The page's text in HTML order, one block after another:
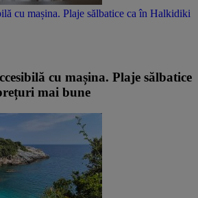
cu mașina. Plaje sălbatice ca în Halkidiki
cu mașina. Plaje sălbatice
mai bune